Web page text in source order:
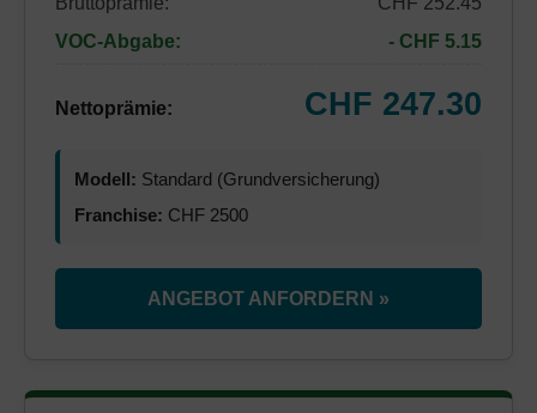
VOC-Abgabe:
- CHF 5.15
Nettoprämie: CHF 247.30
Modell: Standard (Grundversicherung)
Franchise: CHF 2500
ANGEBOT ANFORDERN »